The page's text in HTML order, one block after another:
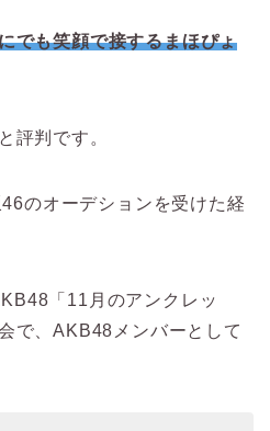
でも笑顔で接するまほぴょ
評判です。
のオーデションを受けた経
「11月のアンクレッ
で、AKB48メンバーとして